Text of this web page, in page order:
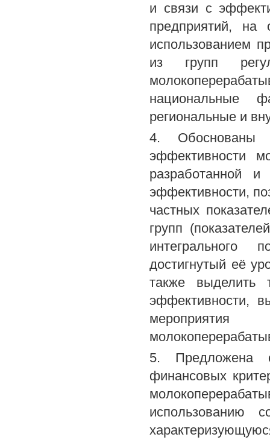
и связи с
предприятий, на
использованием
из групп
национальные
региональные и
4. Обоснованы
эффективности
разработанной и
эффективности,
частных
групп
интегрального
достигнутый её
также выделить
эффективности,
5. Предложена
финансовых
использованию